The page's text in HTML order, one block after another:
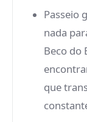
Passeio
nada
Beco do
que